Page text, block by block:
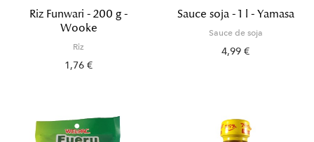
Riz Funwari - 200 g -
Wooke
Riz
1,76 €
Sauce soja - 1 l - Yamasa
Sauce de soja
4,99 €